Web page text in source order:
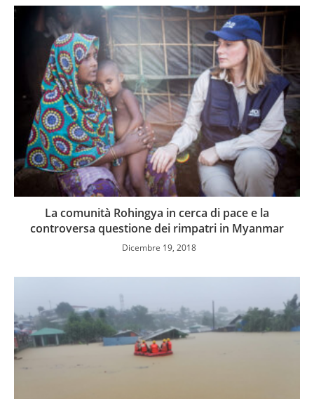
La comunità Rohingya in cerca di pace e la
controversa questione dei rimpatri in Myanmar
Dicembre 19, 2018